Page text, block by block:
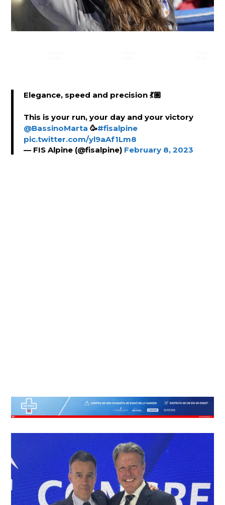
Elegance, speed and precision 💃🏼
This is your run, your day and your victory
@BassinoMarta 🥳#fisalpine
pic.twitter.com/yl9aAf1Lm8
— FIS Alpine (@fisalpine) February 8, 2023